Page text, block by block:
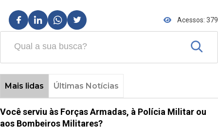
Acessos: 379
Mais lidas Últimas Notícias
Você serviu às Forças Armadas, à Polícia Militar ou
aos Bombeiros Militares?